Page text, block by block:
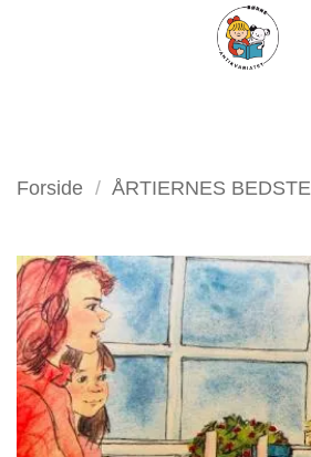
FILTER
Forside / ÅRTIERNES BEDSTE